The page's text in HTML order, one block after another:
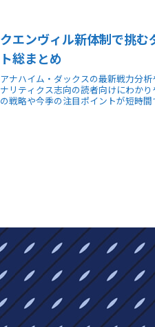
クエンヴィル新体制で挑
ト総まとめ
アナハイム・ダックスの最新戦力分
ナリティクス志向の読者向けにわか
の戦略や今季の注目ポイントが短時間